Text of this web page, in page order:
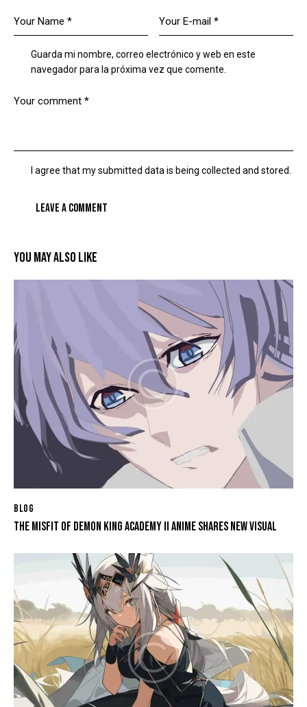
Guarda mi nombre, correo electrónico y web en este
navegador para la próxima vez que comente.
I agree that my submitted data is being collected and stored.
YOU MAY ALSO LIKE
BLOG
THE MISFIT OF DEMON KING ACADEMY II ANIME SHARES NEW VISUAL